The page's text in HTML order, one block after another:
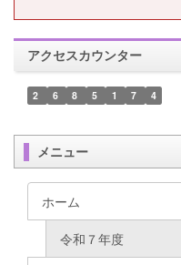
アクセスカウンター
2 6 8 5 1 7 4
メニュー
ホーム
令和７年度